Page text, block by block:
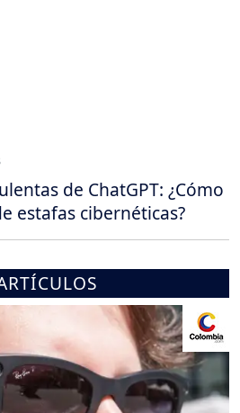
de ChatGPT: ¿Cómo
estafas cibernéticas?